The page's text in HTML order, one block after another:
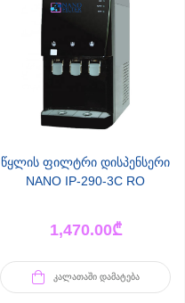
წყლის ფილტრი დისპენსერი
NANO IP-290-3C RO
1,470.00₾
ᲙᲐᲚᲐᲗᲐᲨᲘ ᲓᲐᲛᲐᲢᲔᲑᲐ